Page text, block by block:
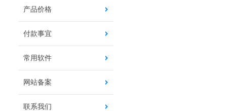
产品价格
付款事宜
常用软件
网站备案
联系我们